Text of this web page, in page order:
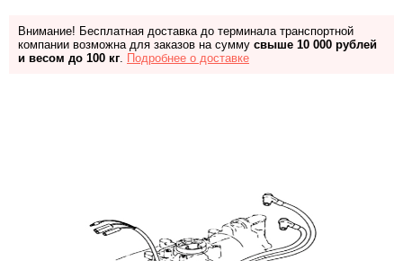
Внимание! Бесплатная доставка до терминала транспортной
компании возможна для заказов на сумму свыше 10 000 рублей
и весом до 100 кг. Подробнее о доставке